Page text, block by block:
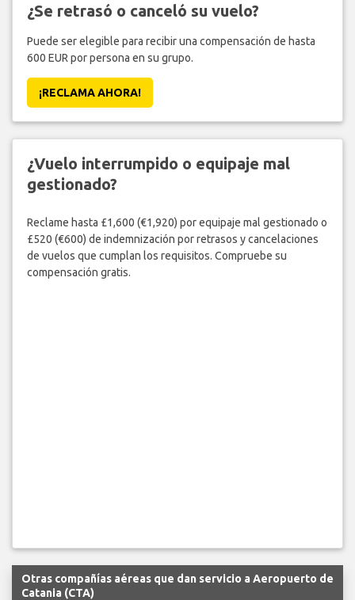
¿Se retrasó o canceló su vuelo?
Puede ser elegible para recibir una compensación de hasta
600 EUR por persona en su grupo.
¡RECLAMA AHORA!
¿Vuelo interrumpido o equipaje mal
gestionado?
Reclame hasta £1,600 (€1,920) por equipaje mal gestionado o
£520 (€600) de indemnización por retrasos y cancelaciones
de vuelos que cumplan los requisitos. Compruebe su
compensación gratis.
Otras compañías aéreas que dan servicio a Aeropuerto de
Catania (CTA)